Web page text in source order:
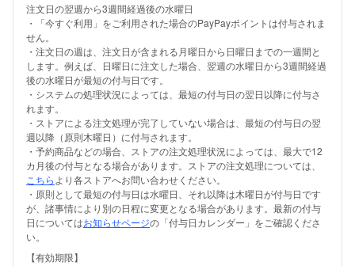
注文日の翌週から3週間経過後の水曜日
・「今すぐ利用」をご利用された場合のPayPayポイントは付与されま
せん。
・注文日の週は、注文日が含まれる月曜日から日曜日までの一週間と
します。例えば、日曜日に注文した場合、翌週の水曜日から3週間経過
後の水曜日が最短の付与日です。
・システムの処理状況によっては、最短の付与日の翌日以降に付与さ
れます。
・ストアによる注文処理が完了していない場合は、最短の付与日の翌
週以降（原則木曜日）に付与されます。
・予約商品などの場合、ストアの注文処理状況によっては、最大で12
カ月後の付与となる場合があります。ストアの注文処理については、
こちら より各ストアへお問い合わせください。
・原則として最短の付与日は水曜日、それ以降は木曜日が付与日です
が、諸事情により別の日程に変更となる場合があります。最新の付与
日についてはお知らせページの「付与日カレンダー」をご確認くださ
い。
【有効期限】